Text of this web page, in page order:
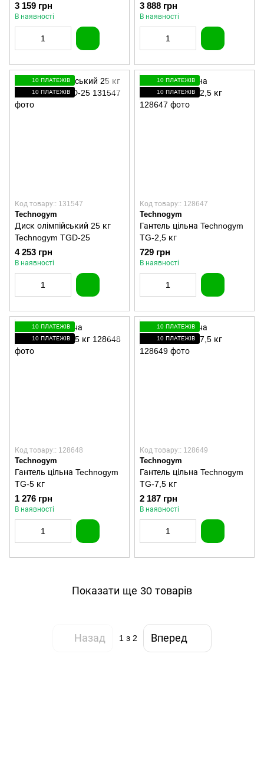
3 159 грн
В наявності
3 888 грн
В наявності
10 ПЛАТЕЖІВ
10 ПЛАТЕЖІВ
Код товару:: 131547
Technogym
Диск олімпійський 25 кг
Technogym TGD-25
4 253 грн
В наявності
10 ПЛАТЕЖІВ
10 ПЛАТЕЖІВ
Код товару:: 128647
Technogym
Гантель цільна Technogym
TG-2,5 кг
729 грн
В наявності
10 ПЛАТЕЖІВ
10 ПЛАТЕЖІВ
Код товару:: 128648
Technogym
Гантель цільна Technogym
TG-5 кг
1 276 грн
В наявності
10 ПЛАТЕЖІВ
10 ПЛАТЕЖІВ
Код товару:: 128649
Technogym
Гантель цільна Technogym
TG-7,5 кг
2 187 грн
В наявності
Показати ще 30 товарів
Назад 1 з 2 Вперед